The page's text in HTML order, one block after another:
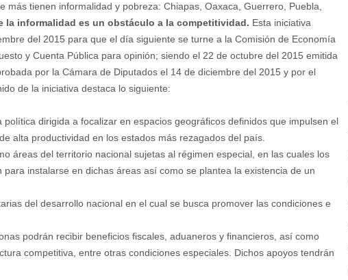
más tienen informalidad y pobreza: Chiapas, Oaxaca, Guerrero, Puebla,
la informalidad es un obstáculo a la competitividad. Esta iniciativa
del 2015 para que el día siguiente se turne a la Comisión de Economía
y Cuenta Pública para opinión; siendo el 22 de octubre del 2015 emitida
por la Cámara de Diputados el 14 de diciembre del 2015 y por el
de la iniciativa destaca lo siguiente:
dirigida a focalizar en espacios geográficos definidos que impulsen el
alta productividad en los estados más rezagados del país.
áreas del territorio nacional sujetas al régimen especial, en las cuales los
instalarse en dichas áreas así como se plantea la existencia de un
del desarrollo nacional en el cual se busca promover las condiciones e
podrán recibir beneficios fiscales, aduaneros y financieros, así como
competitiva, entre otras condiciones especiales. Dichos apoyos tendrán